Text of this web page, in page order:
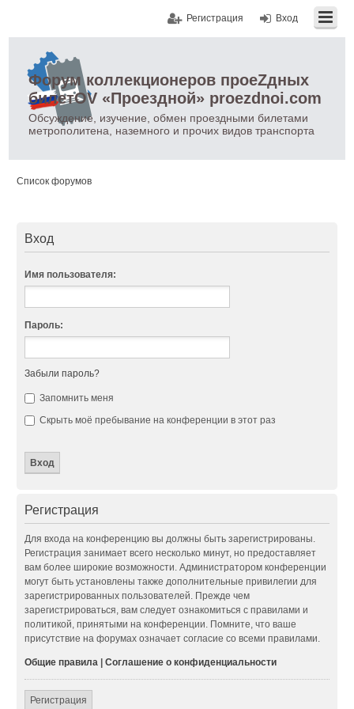
Вход
Регистрация
Форум коллекционеров проеZдных
билетOV «Проездной» proezdnoi.com
Обсуждение, изучение, обмен проездными билетами
метрополитена, наземного и прочих видов транспорта
Список форумов
Вход
Имя пользователя:
Пароль:
Забыли пароль?
Запомнить меня
Скрыть моё пребывание на конференции в этот раз
Регистрация
Для входа на конференцию вы должны быть зарегистрированы.
Регистрация занимает всего несколько минут, но предоставляет
вам более широкие возможности. Администратором конференции
могут быть установлены также дополнительные привилегии для
зарегистрированных пользователей. Прежде чем
зарегистрироваться, вам следует ознакомиться с правилами и
политикой, принятыми на конференции. Помните, что ваше
присутствие на форумах означает согласие со всеми правилами.
Общие правила |Соглашение о конфиденциальности
Регистрация